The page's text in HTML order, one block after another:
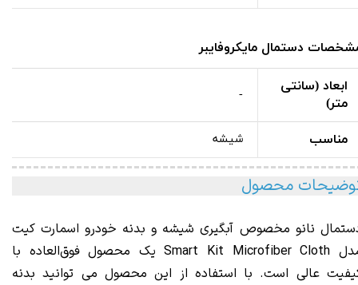
دستمال مایکروفایبر
ابعاد (سانتی
متر)
-
مناسب شیشه
محصول
نانو مخصوص آبگیری شیشه و بدنه خودرو اسمارت کیت
مدل Smart Kit Microfiber Cloth یک محصول فوق‌العاده با
عالی است. با استفاده از این محصول می‌ توانید بدنه